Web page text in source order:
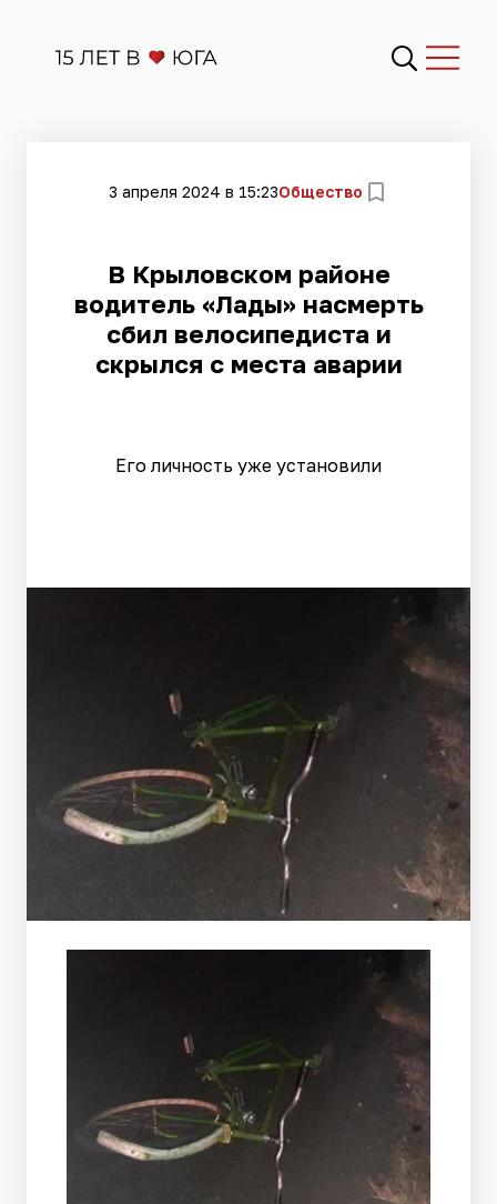
3 апреля 2024 в 15:23Общество
В Крыловском районе
водитель «Лады» насмерть
сбил велосипедиста и
скрылся с места аварии
Его личность уже установили